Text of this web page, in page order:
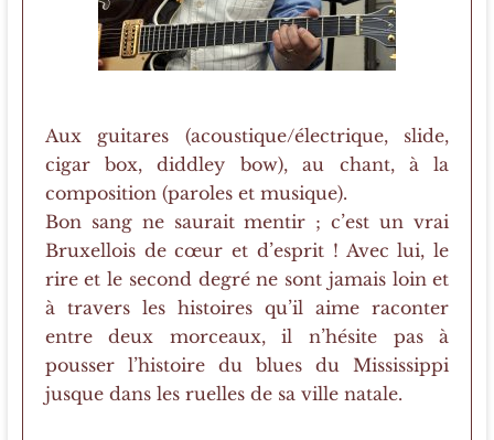
Aux guitares (acoustique/électrique, slide,
cigar box, diddley bow), au chant, à la
composition (paroles et musique).
Bon sang ne saurait mentir ; c’est un vrai
Bruxellois de cœur et d’esprit ! Avec lui, le
rire et le second degré ne sont jamais loin et
à travers les histoires qu’il aime raconter
entre deux morceaux, il n’hésite pas à
pousser l’histoire du blues du Mississippi
jusque dans les ruelles de sa ville natale.